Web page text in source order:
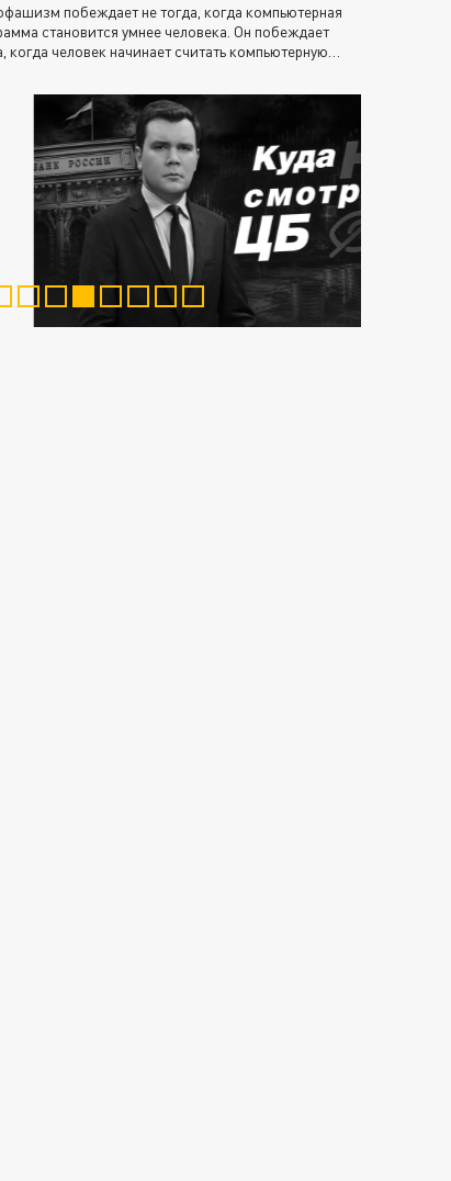
побеждает не тогда, когда компьютерная
становится умнее человека. Он побеждает
когда человек начинает считать компьютерную